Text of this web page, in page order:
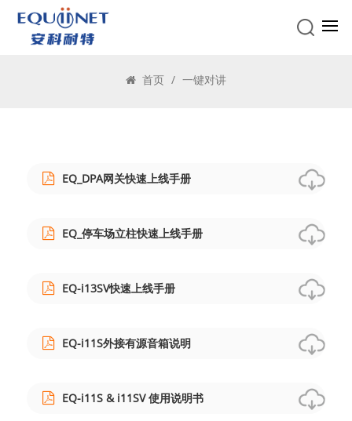
首页 / 一键对讲
EQ_DPA网关快速上线手册
EQ_停车场立柱快速上线手册
EQ-i13SV快速上线手册
EQ-i11S外接有源音箱说明
EQ-i11S & i11SV 使用说明书